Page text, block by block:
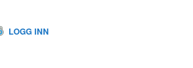
LOGG INN